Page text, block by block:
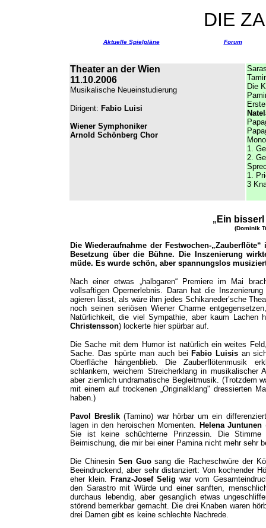
DIE
Aktuelle Spielpläne Forum
Theater an der Wien
11.10.2006
Musikalische Neueinstudierung
Dirigent: Fabio Luisi
Wiener Symphoniker
Arnold Schönberg Chor
Die
1.
2.
1.
3
„ Ein
(Dominik
Die Wiederaufnahme der Festwochen-
Besetzung über die Bühne. Die Inszenierung
müde. Es wurde schön, aber spannungslos
Nach einer etwas „halbgaren“ Premiere im Mai
vollsaftigen Opernerlebnis. Daran hat die
agieren lässt, als wäre ihm jedes Schikaneder’sche
noch seinen seriösen Wiener Charme
Natürlichkeit, die viel Sympathie, aber kaum Lachen
Christensson) lockerte hier spürbar auf.
Die Sache mit dem Humor ist natürlich ein weites
Sache. Das spürte man auch bei Fabio Luisisan
Oberfläche hängenblieb. Die Zauberflötenmusik
schlankem, weichem Streicherklang in musikalischer
aber ziemlich undramatische Begleitmusik. (Trotzdem
mit einem auf trockenen „Originalklang" dressierten
haben.)
Pavol Breslik (Tamino) war hörbar um ein
lagen in den heroischen Momenten. Helena Juntunen
Sie ist keine schüchterne Prinzessin. Die
Beimischung, die mir bei einer Pamina nicht mehr sehr
Die Chinesin Sen Guosang die Racheschwüre der
Beeindruckend, aber sehr distanziert: Von kochender
eher klein. Franz-Josef Selig war vom
den Sarastro mit Würde und einer sanften,
durchaus lebendig, aber gesanglich etwas
störend bemerkbar gemacht. Die drei Knaben waren
drei Damen gibt es keine schlechte Nachrede.